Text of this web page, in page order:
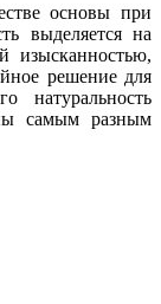
основы при
выделяется на
изысканностью,
решение для
натуральность
самым разным